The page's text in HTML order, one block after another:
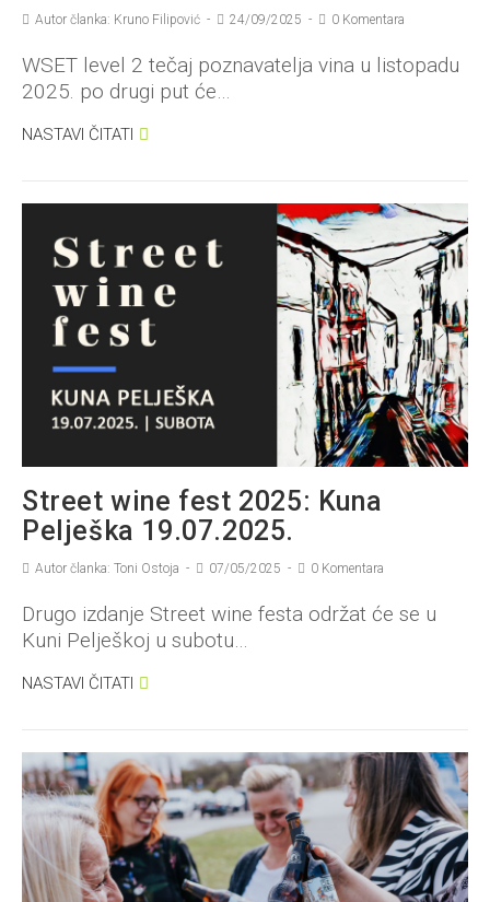
Autor članka: Kruno Filipović 24/09/2025 0 Komentara
WSET level 2 tečaj poznavatelja vina u listopadu
2025. po drugi put će…
NASTAVI ČITATI
Street wine fest 2025: Kuna
Pelješka 19.07.2025.
Autor članka: Toni Ostoja 07/05/2025 0 Komentara
Drugo izdanje Street wine festa održat će se u
Kuni Pelješkoj u subotu…
NASTAVI ČITATI